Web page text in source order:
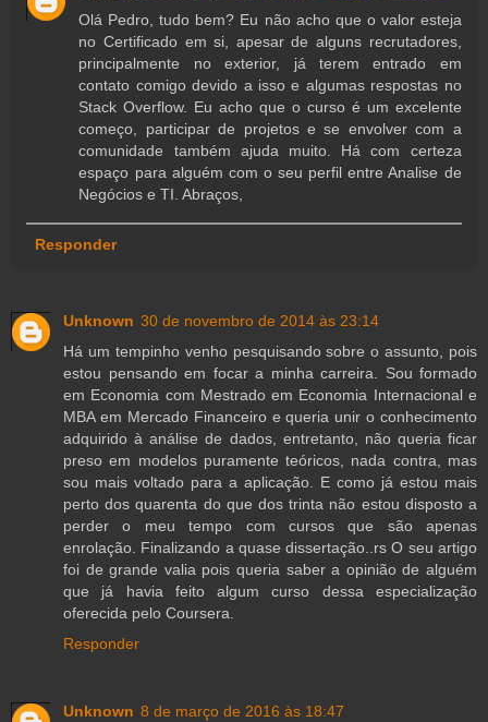
Olá Pedro, tudo bem? Eu não acho que o valor esteja
no Certificado em si, apesar de alguns recrutadores,
principalmente no exterior, já terem entrado em
contato comigo devido a isso e algumas respostas no
Stack Overflow. Eu acho que o curso é um excelente
começo, participar de projetos e se envolver com a
comunidade também ajuda muito. Há com certeza
espaço para alguém com o seu perfil entre Analise de
Negócios e TI. Abraços,
Responder
Unknown 30 de novembro de 2014 às 23:14
Há um tempinho venho pesquisando sobre o assunto, pois
estou pensando em focar a minha carreira. Sou formado
em Economia com Mestrado em Economia Internacional e
MBA em Mercado Financeiro e queria unir o conhecimento
adquirido à análise de dados, entretanto, não queria ficar
preso em modelos puramente teóricos, nada contra, mas
sou mais voltado para a aplicação. E como já estou mais
perto dos quarenta do que dos trinta não estou disposto a
perder o meu tempo com cursos que são apenas
enrolação. Finalizando a quase dissertação..rs O seu artigo
foi de grande valia pois queria saber a opinião de alguém
que já havia feito algum curso dessa especialização
oferecida pelo Coursera.
Responder
Unknown 8 de março de 2016 às 18:47